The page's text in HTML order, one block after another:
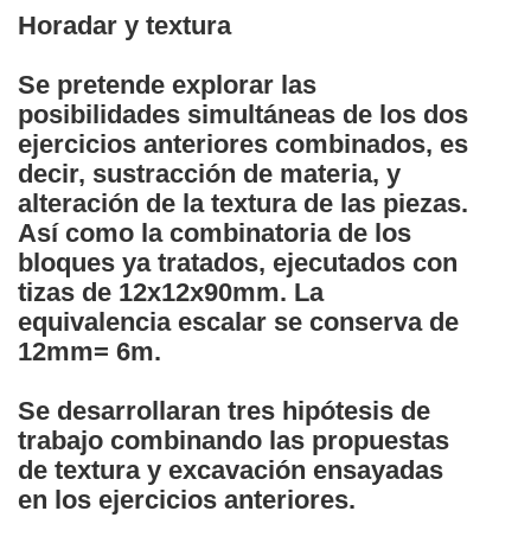
Horadar y textura
Se pretende explorar las
posibilidades simultáneas de los dos
ejercicios anteriores combinados, es
decir, sustracción de materia, y
alteración de la textura de las piezas.
Así como la combinatoria de los
bloques ya tratados, ejecutados con
tizas de 12x12x90mm. La
equivalencia escalar se conserva de
12mm= 6m.
Se desarrollaran tres hipótesis de
trabajo combinando las propuestas
de textura y excavación ensayadas
en los ejercicios anteriores.